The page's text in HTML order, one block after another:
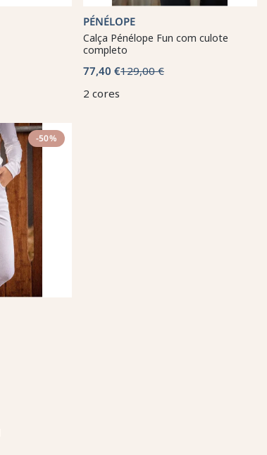
PÉNÉLOPE
Calça Pénélope Fun com culote
completo
77,40 €129,00 €
2 cores
-50%